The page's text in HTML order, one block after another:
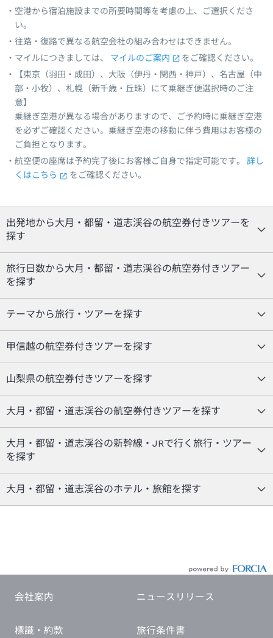
空港から宿泊施設までの所要時間等を考慮の上、ご選択くださ
い。
往路・復路で異なる航空会社の組み合わせはできません。
マイルにつきましては、
マイルのご案内
をご確認ください。
【東京（羽田・成田）、大阪（伊丹・関西・神戸）、名古屋（中
部・小牧）、札幌（新千歳・丘珠）にて乗継ぎ便選択時のご注
意】
乗継ぎ空港が異なる場合がありますので、ご予約時に乗継ぎ空港
を必ずご確認ください。乗継ぎ空港の移動に伴う費用はお客様の
ご負担となります。
航空便の座席は予約完了後にお客様ご自身で指定可能です。
詳し
くはこちら
をご確認ください。
出発地から大月・都留・道志渓谷の航空券付きツアーを
探す
旅行日数から大月・都留・道志渓谷の航空券付きツアー
を探す
テーマから旅行・ツアーを探す
甲信越の航空券付きツアーを探す
山梨県の航空券付きツアーを探す
大月・都留・道志渓谷の航空券付きツアーを探す
大月・都留・道志渓谷の新幹線・JRで行く旅行・ツアー
を探す
大月・都留・道志渓谷のホテル・旅館を探す
会社案内 ニュースリリース
標識・約款 旅行条件書